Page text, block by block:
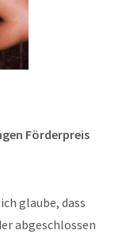
Förderpreis
glaube, dass
abgeschlossen